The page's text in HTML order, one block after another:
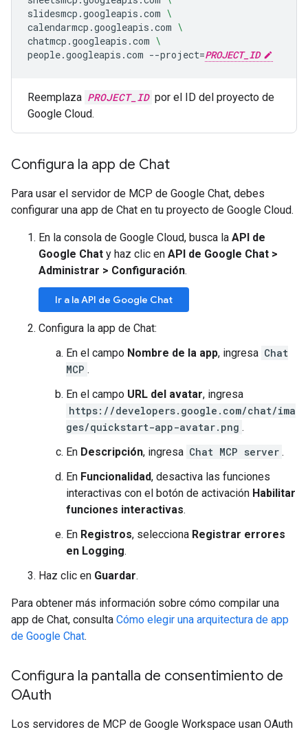
slidesmcp.googleapis.com \
calendarmcp.googleapis.com \
chatmcp.googleapis.com \
people.googleapis.com --project=PROJECT_ID
Reemplaza PROJECT_ID por el ID del proyecto de
Google Cloud.
Configura la app de Chat
Para usar el servidor de MCP de Google Chat, debes
configurar una app de Chat en tu proyecto de Google Cloud.
En la consola de Google Cloud, busca la API de
Google Chat y haz clic en API de Google Chat >
Administrar > Configuración.
Ir a la API de Google Chat
Configura la app de Chat:
En el campo Nombre de la app, ingresa Chat
MCP .
En el campo URL del avatar, ingresa
https://developers.google.com/chat/ima
ges/quickstart-app-avatar.png .
En Descripción, ingresa Chat MCP server .
En Funcionalidad, desactiva las funciones
interactivas con el botón de activación Habilitar
funciones interactivas.
En Registros, selecciona Registrar errores
en Logging.
Haz clic en Guardar.
Para obtener más información sobre cómo compilar una
app de Chat, consulta Cómo elegir una arquitectura de app
de Google Chat.
Configura la pantalla de consentimiento de
OAuth
Los servidores de MCP de Google Workspace usan OAuth